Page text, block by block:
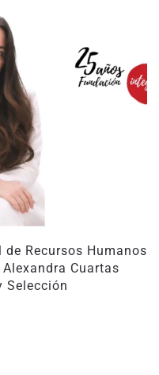
Recursos Humanos
Cuartas
Selección